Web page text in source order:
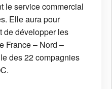
le service commercial
Elle aura pour
de développer les
France – Nord –
des 22 compagnies